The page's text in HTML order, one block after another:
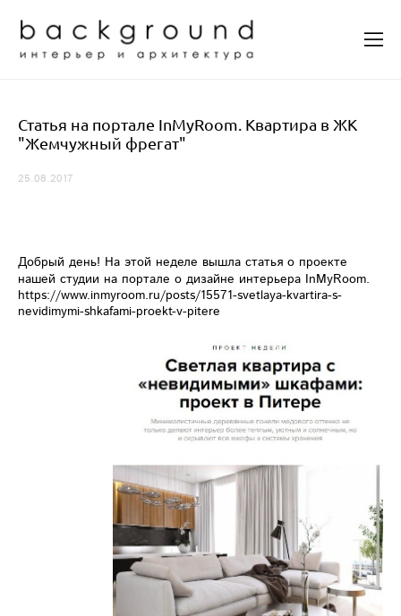
Статья на портале InMyRoom. Квартира в ЖК
"Жемчужный фрегат"
25.08.2017
Добрый день! На этой неделе вышла статья о проекте
нашей студии на портале о дизайне интерьера InMyRoom.
https://www.inmyroom.ru/posts/15571-svetlaya-kvartira-s-
nevidimymi-shkafami-proekt-v-pitere